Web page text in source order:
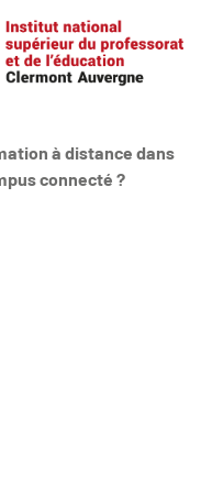
à distance dans
connecté ?